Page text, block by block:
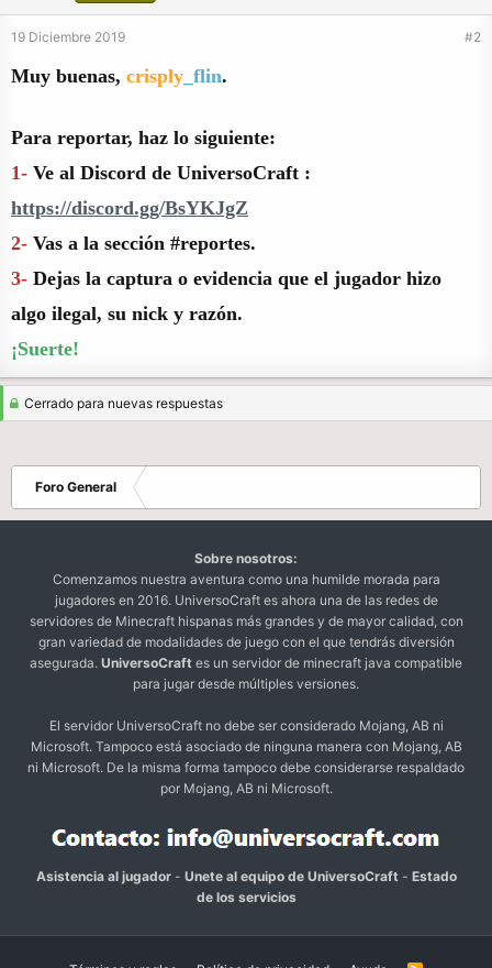
19 Diciembre 2019 #2
Muy buenas, crisply _flin.
Para reportar, haz lo siguiente:
1- Ve al Discord de UniversoCraft :
https://discord.gg/BsYKJgZ
2- Vas a la sección #reportes.
3- Dejas la captura o evidencia que el jugador hizo
algo ilegal, su nick y razón.
¡Suerte!
Cerrado para nuevas respuestas
Foro General
Sobre nosotros:
Comenzamos nuestra aventura como una humilde morada para
jugadores en 2016. UniversoCraft es ahora una de las redes de
servidores de Minecraft hispanas más grandes y de mayor calidad, con
gran variedad de modalidades de juego con el que tendrás diversión
asegurada. UniversoCraft es un servidor de minecraft java compatible
para jugar desde múltiples versiones.
El servidor UniversoCraft no debe ser considerado Mojang, AB ni
Microsoft. Tampoco está asociado de ninguna manera con Mojang, AB
ni Microsoft. De la misma forma tampoco debe considerarse respaldado
por Mojang, AB ni Microsoft.
Asistencia al jugador- Unete al equipo de UniversoCraft - Estado
de los servicios